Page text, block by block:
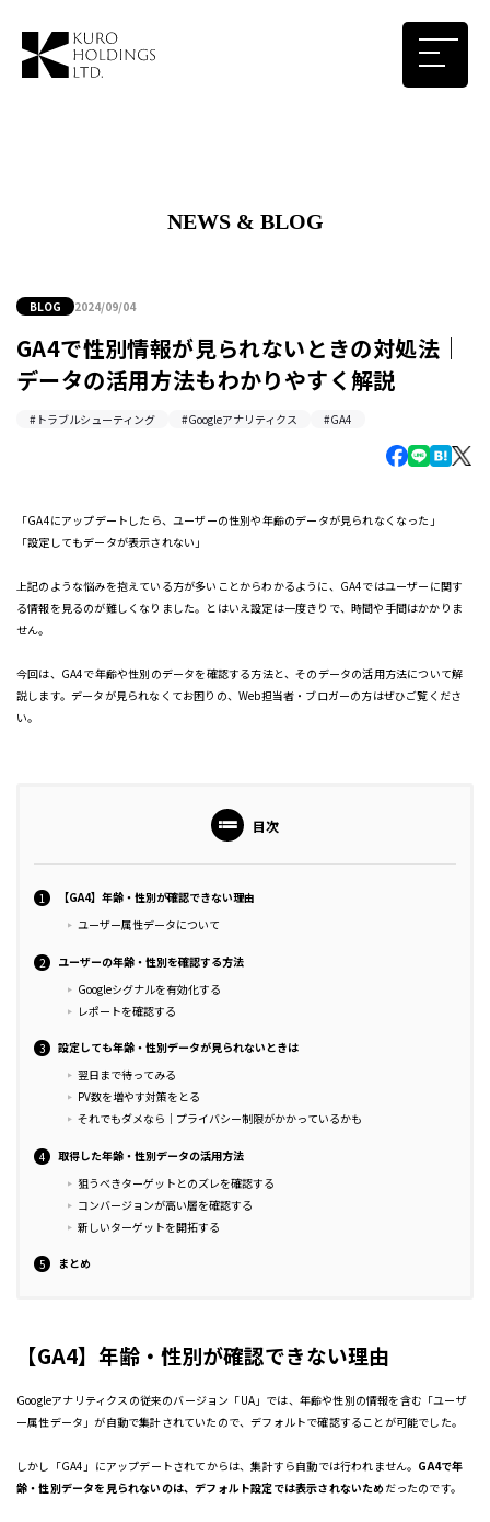
NEWS & BLOG
BLOG 2024/09/04
GA4で性別情報が見られないときの対処法｜
データの活用方法もわかりやすく解説
トラブルシューティング Googleアナリティクス GA4
「GA4にアップデートしたら、ユーザーの性別や年齢のデータが見られなくなった」
「設定してもデータが表示されない」
上記のような悩みを抱えている方が多いことからわかるように、GA4ではユーザーに関す
る情報を見るのが難しくなりました。とはいえ設定は一度きりで、時間や手間はかかりま
せん。
今回は、GA4で年齢や性別のデータを確認する方法と、そのデータの活用方法について解
説します。データが見られなくてお困りの、Web担当者・ブロガーの方はぜひご覧くださ
い。
目次
【GA4】年齢・性別が確認できない理由
ユーザー属性データについて
ユーザーの年齢・性別を確認する方法
Googleシグナルを有効化する
レポートを確認する
設定しても年齢・性別データが見られないときは
翌日まで待ってみる
PV数を増やす対策をとる
それでもダメなら｜プライバシー制限がかかっているかも
取得した年齢・性別データの活用方法
狙うべきターゲットとのズレを確認する
コンバージョンが高い層を確認する
新しいターゲットを開拓する
まとめ
【GA4】年齢・性別が確認できない理由
Googleアナリティクスの従来のバージョン「UA」では、年齢や性別の情報を含む「ユーザ
ー属性データ」が自動で集計されていたので、デフォルトで確認することが可能でした。
しかし「GA4」にアップデートされてからは、集計すら自動では行われません。 GA4で年
齢・性別データを見られないのは、デフォルト設定では表示されないためだったのです。